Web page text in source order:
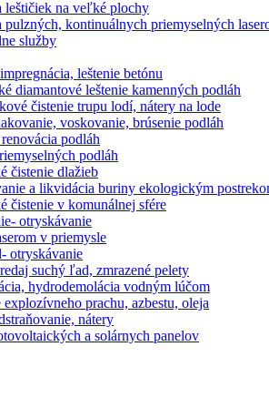
leštičiek na veľké plochy
pulzných, kontinuálnych priemyselných
služby
leštenie betónu
diamantové leštenie kamenných podláh
čistenie trupu lodí, nátery na lode
voskovanie, brúsenie podláh
podláh
podláh
čistenie dlažieb
a likvidácia buriny ekologickým
čistenie v komunálnej sfére
otryskávanie
v priemysle
otryskávanie
suchý ľad, zmrazené pelety
hydrodemolácia vodným lúčom
explozívneho prachu, azbestu, oleja
nátery
a solárnych panelov